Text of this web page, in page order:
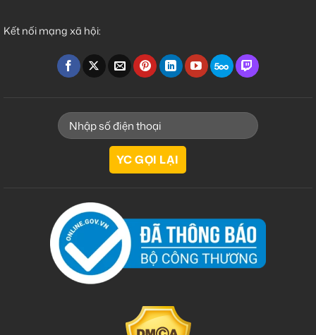
Kết nối mạng xã hội: